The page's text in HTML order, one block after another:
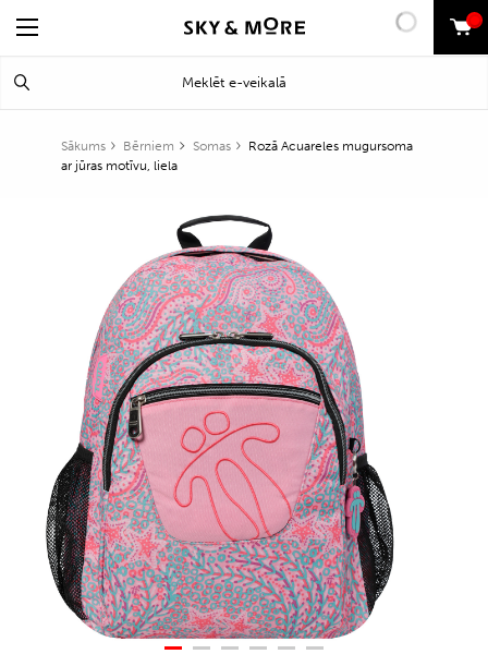
0
Sākums Bērniem Somas
Rozā Acuareles mugursoma
ar jūras motīvu, liela